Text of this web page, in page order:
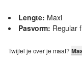
Lengte: Maxi
Pasvorm: Regular
Twijfel je over je maat?